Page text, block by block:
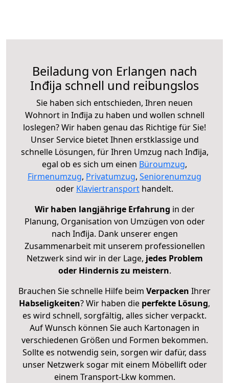
Beiladung von Erlangen nach
Inđija schnell und reibungslos
Sie haben sich entschieden, Ihren neuen
Wohnort in Inđija zu haben und wollen schnell
loslegen? Wir haben genau das Richtige für Sie!
Unser Service bietet Ihnen erstklassige und
schnelle Lösungen, für Ihren Umzug nach Inđija,
egal ob es sich um einen Büroumzug,
Firmenumzug, Privatumzug, Seniorenumzug
oder Klaviertransport handelt.
Wir haben langjährige Erfahrung in der
Planung, Organisation von Umzügen von oder
nach Inđija. Dank unserer engen
Zusammenarbeit mit unserem professionellen
Netzwerk sind wir in der Lage, jedes Problem
oder Hindernis zu meistern.
Brauchen Sie schnelle Hilfe beim Verpacken Ihrer
Habseligkeiten? Wir haben die perfekte Lösung,
es wird schnell, sorgfältig, alles sicher verpackt.
Auf Wunsch können Sie auch Kartonagen in
verschiedenen Größen und Formen bekommen.
Sollte es notwendig sein, sorgen wir dafür, dass
unser Netzwerk sogar mit einem Möbellift oder
einem Transport-Lkw kommen.